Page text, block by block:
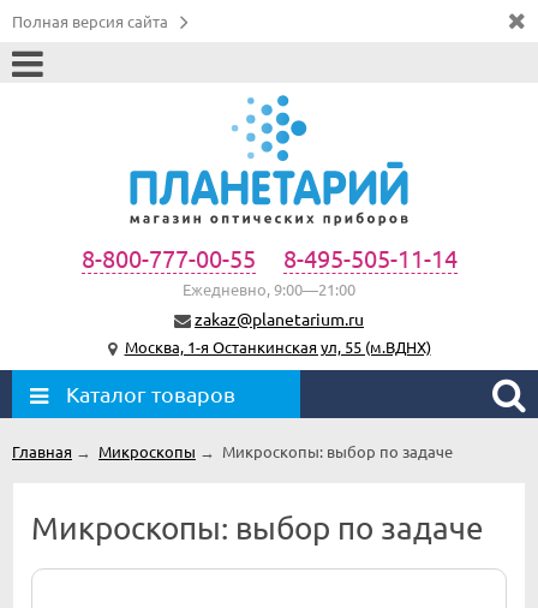
Полная версия сайта
8-800-777-00-55 8-495-505-11-14
Ежедневно, 9:00—21:00
zakaz@planetarium.ru
Москва, 1-я Останкинская ул, 55 (м.ВДНХ)
Каталог товаров
Главная → Микроскопы → Микроскопы: выбор по задаче
Микроскопы: выбор по задаче